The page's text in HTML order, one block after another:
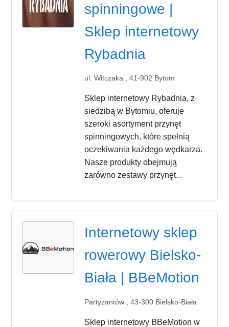
spinningowe |
Sklep internetowy
Rybadnia
ul. Witczaka , 41-902 Bytom
Sklep internetowy Rybadnia, z
siedzibą w Bytomiu, oferuje
szeroki asortyment przynęt
spinningowych, które spełnią
oczekiwania każdego wędkarza.
Nasze produkty obejmują
zarówno zestawy przynęt...
Internetowy sklep
rowerowy Bielsko-
Biała | BBeMotion
Partyzantów , 43-300 Bielsko-Biała
Sklep internetowy BBeMotion w